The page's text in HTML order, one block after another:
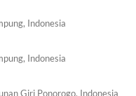
Indonesia
Indonesia
Giri Ponorogo, Indonesia